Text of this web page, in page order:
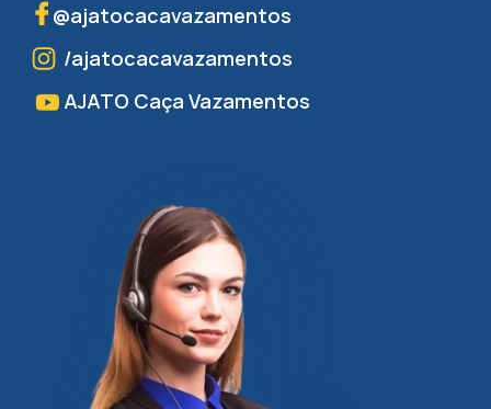
@ajatocacavazamentos
/ajatocacavazamentos
AJATO Caça Vazamentos